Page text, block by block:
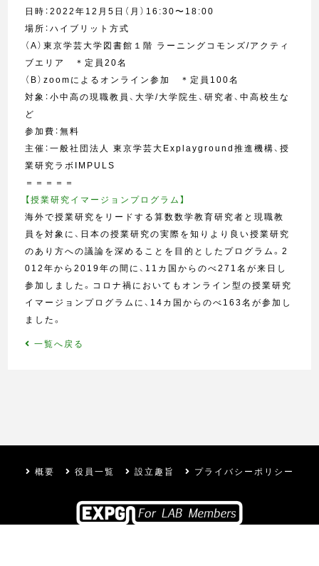
日時：2022年12月5日（月）16:30〜18:00
場所：ハイブリット方式
（A）東京学芸大学図書館１階 ラーニングコモンズ/アクティ
ブエリア ＊定員20名
（B）zoomによるオンライン参加 ＊定員100名
対象：小中高の現職教員、大学/大学院生、研究者、中高校生な
ど
参加費：無料
主催：一般社団法人 東京学芸大Explayground推進機構、授
業研究ラボIMPULS
＝＝＝＝＝
【授業研究イマージョンプログラム】
海外で授業研究をリードする算数数学教育研究者と現職教
員を対象に、日本の授業研究の実際を知りより良い授業研究
のあり方への議論を深めることを目的としたプログラム。2
012年から2019年の間に、 11 カ国からのべ271名が来日し
参加しました。コロナ禍においてもオンライン型の授業研究
イマージョンプログラムに、 14 カ国からのべ 163名が参加し
ました。
一覧へ戻る
概要 役員一覧 設立趣旨 プライバシーポリシー